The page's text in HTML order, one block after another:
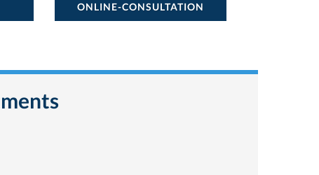
ONLINE-CONSULTATION